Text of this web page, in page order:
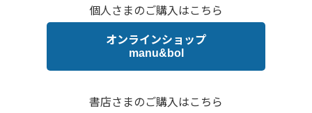
個人さまのご購入はこちら
オンラインショップ
manu&bol
書店さまのご購入はこちら